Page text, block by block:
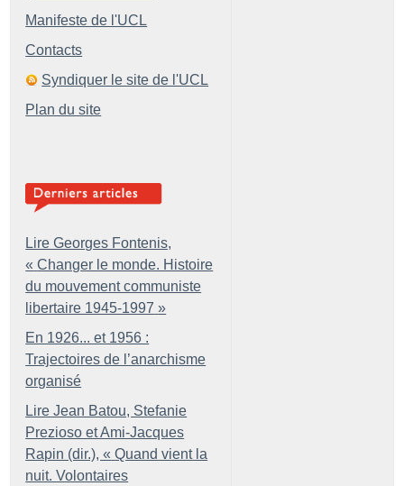
Manifeste de l'UCL
Contacts
Syndiquer le site de l'UCL
Plan du site
Lire Georges Fontenis,
« Changer le monde. Histoire
du mouvement communiste
libertaire 1945-1997 »
En 1926... et 1956 :
Trajectoires de l’anarchisme
organisé
Lire Jean Batou, Stefanie
Prezioso et Ami-Jacques
Rapin (dir.), « Quand vient la
nuit. Volontaires